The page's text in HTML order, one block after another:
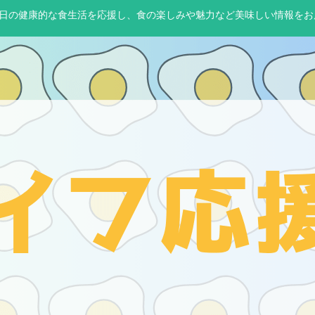
の健康的な食生活を応援し、食の楽しみや魅力など美味しい情報を